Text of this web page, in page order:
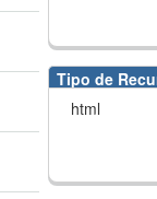
Tipo de
html